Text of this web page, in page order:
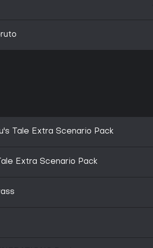
Tale Extra Scenario Pack
Extra Scenario Pack